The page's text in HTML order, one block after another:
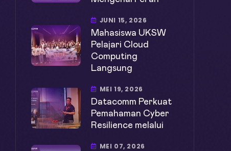
JUNI 15, 2026
Mahasiswa UKSW
Pelajari Cloud
Computing
Langsung
MEI 19, 2026
Datacomm Perkuat
Pemahaman Cyber
Resilience melalui
MEI 07, 2026